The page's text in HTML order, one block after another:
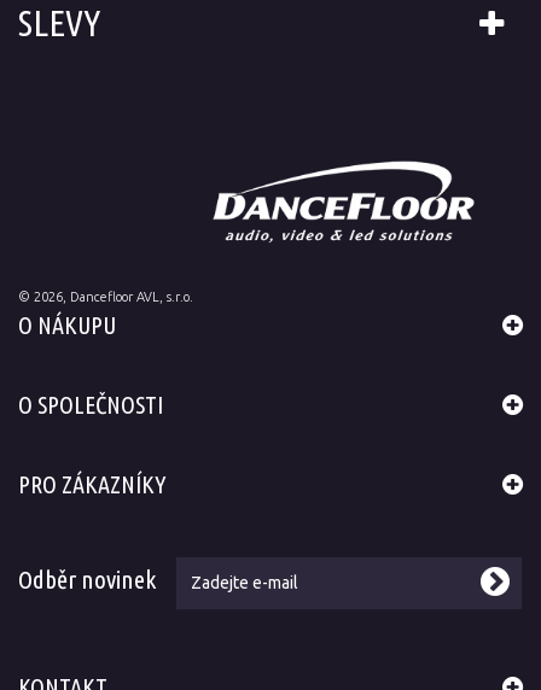
SLEVY
© 2026 , Dancefloor AVL, s.r.o.
O NÁKUPU
O SPOLEČNOSTI
PRO ZÁKAZNÍKY
Odběr novinek